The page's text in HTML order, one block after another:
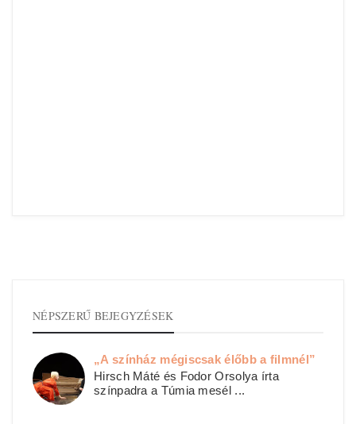
NÉPSZERŰ BEJEGYZÉSEK
„A színház mégiscsak élőbb a filmnél”
Hirsch Máté és Fodor Orsolya írta
színpadra a Túmia mesél ...